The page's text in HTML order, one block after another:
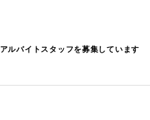
アルバイトスタッフを募集しています